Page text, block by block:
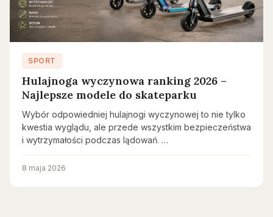
SPORT
Hulajnoga wyczynowa ranking 2026 –
Najlepsze modele do skateparku
Wybór odpowiedniej hulajnogi wyczynowej to nie tylko
kwestia wyglądu, ale przede wszystkim bezpieczeństwa
i wytrzymałości podczas lądowań. …
8 maja 2026